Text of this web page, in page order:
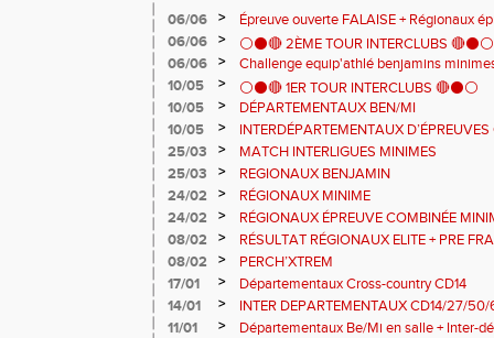
06/06 >
Épreuve ouverte FALAISE + Régionaux
06/06
>
⚪️⚫️🔴 2ÈME TOUR INTERCLUBS 🔴⚫️⚪️
06/06
>
Challenge equip'athlé benjamins
10/05
>
⚪️⚫️🔴 1ER TOUR INTERCLUBS 🔴⚫️⚪️
10/05
>
DÉPARTEMENTAUX BEN/MI
10/05
>
INTERDÉPARTEMENTAUX
25/03
>
MATCH INTERLIGUES MINIMES
25/03
>
REGIONAUX BENJAMIN
24/02
>
RÉGIONAUX MINIME
24/02
>
RÉGIONAUX ÉPREUVE COMBINÉE
08/02
>
RÉSULTAT RÉGIONAUX ELITE + PRE
08/02
>
PERCH’XTREM
17/01
>
Départementaux Cross-country CD14
14/01
>
INTER DEPARTEMENTAUX CD14/27/50/
11/01
>
Départementaux Be/Mi en salle + Inter-